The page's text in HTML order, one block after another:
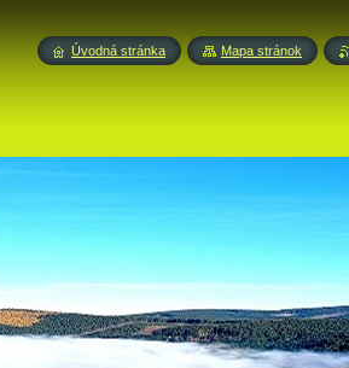
Úvodná stránka Mapa stránok